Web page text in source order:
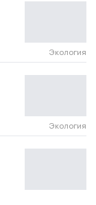
Экология
Экология